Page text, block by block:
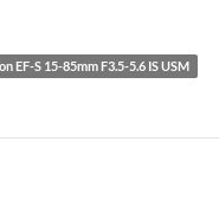
EF-S 15-85mm F3.5-5.6 IS USM